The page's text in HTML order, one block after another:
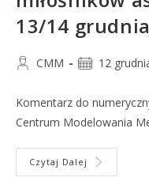
13/14
CMM 12
Komentarz do
Centrum Modelowania
Czytaj Dalej